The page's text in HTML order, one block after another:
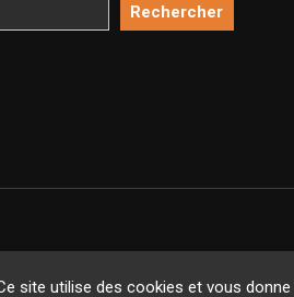
site utilise des cookies et vous
Rechercher
Copyright